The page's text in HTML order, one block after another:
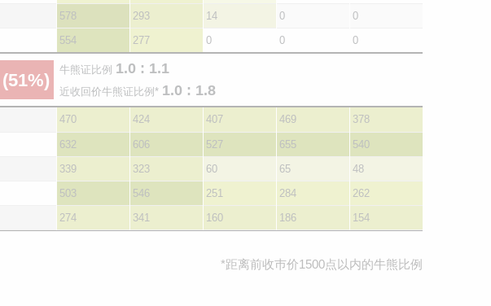
578 293 14 0
0
554 277 0 0 0
(51%)
牛熊证比例 1.0 : 1.1
近收回价牛熊证比例* 1.0 : 1.8
470 424 407 469
378
632 606 527 655
540
339 323 60 65
48
503 546 251 284
262
274 341 160 186 154
*距离前收巿价1500点以内的牛熊比例